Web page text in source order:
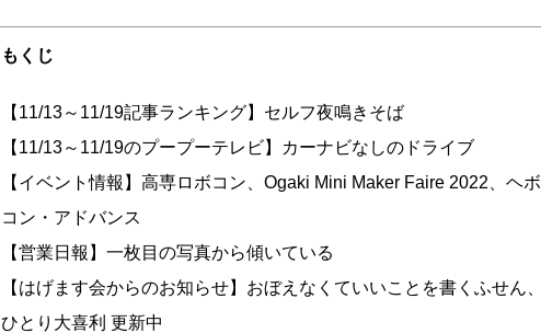
もくじ
【11/13～11/19記事ランキング】セルフ夜鳴きそば
【11/13～11/19のプープーテレビ】カーナビなしのドライブ
【イベント情報】高専ロボコン、Ogaki Mini Maker Faire 2022、ヘボ
コン・アドバンス
【営業日報】一枚目の写真から傾いている
【はげます会からのお知らせ】おぼえなくていいことを書くふせん、
ひとり大喜利 更新中